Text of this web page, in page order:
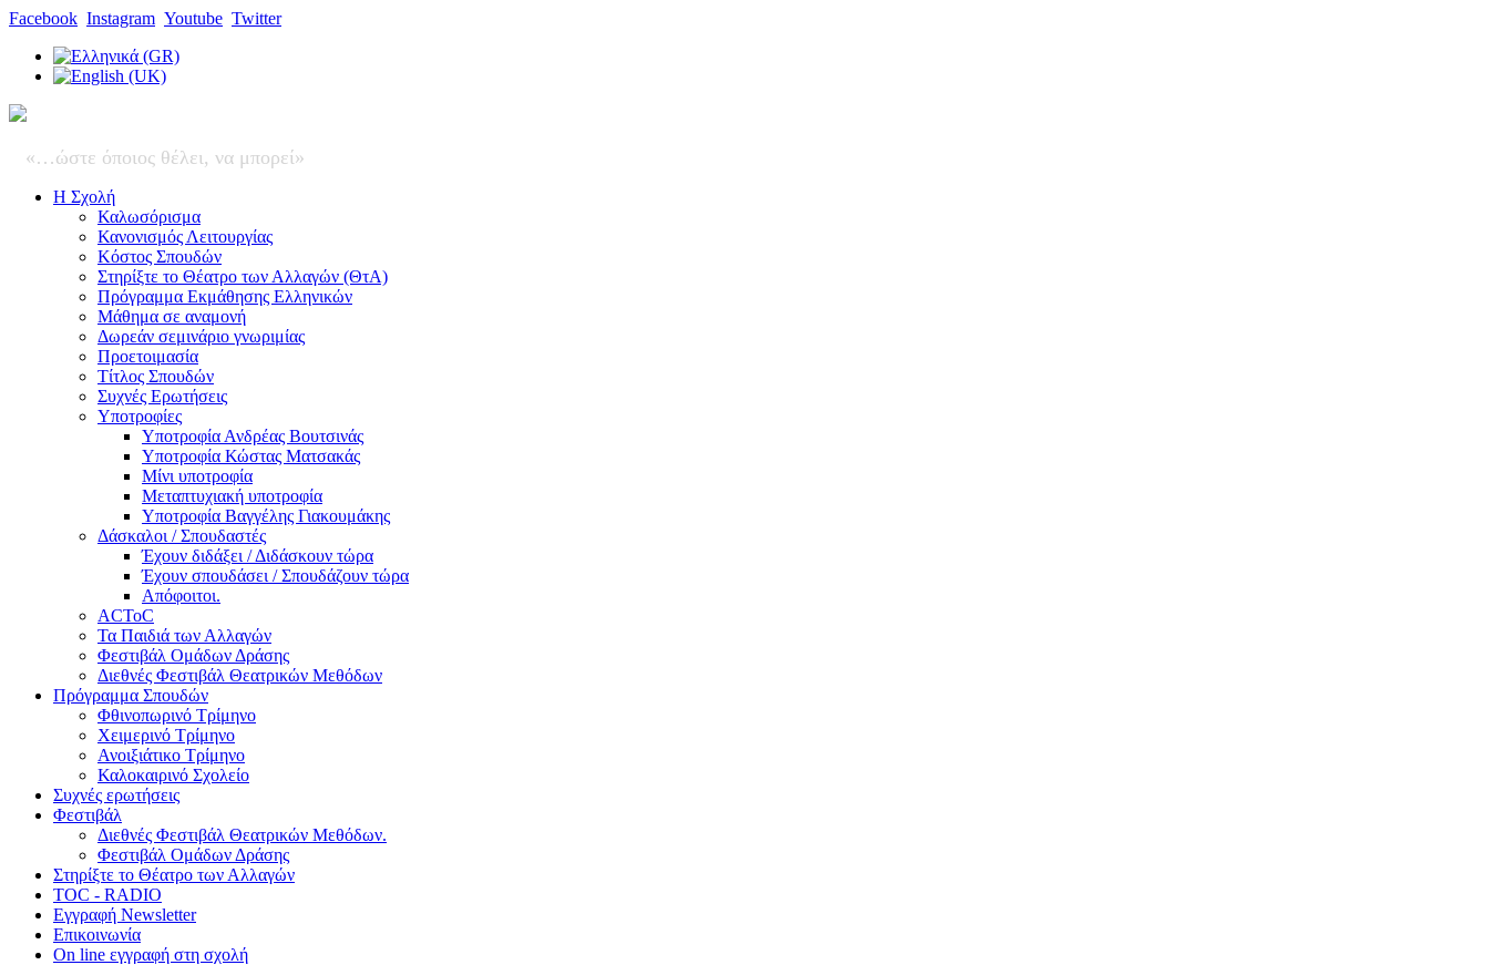
Facebook Instagram Youtube Twitter
«…ώστε όποιος θέλει, να μπορεί»
Η Σχολή
Καλωσόρισμα
Κανονισμός Λειτουργίας
Κόστος Σπουδών
Στηρίξτε το Θέατρο των Αλλαγών (ΘτΑ)
Πρόγραμμα Εκμάθησης Ελληνικών
Μάθημα σε αναμονή
Δωρεάν σεμινάριο γνωριμίας
Προετοιμασία
Τίτλος Σπουδών
Συχνές Ερωτήσεις
Υποτροφίες
Υποτροφία Ανδρέας Βουτσινάς
Υποτροφία Κώστας Ματσακάς
Μίνι υποτροφία
Μεταπτυχιακή υποτροφία
Υποτροφία Βαγγέλης Γιακουμάκης
Δάσκαλοι / Σπουδαστές
Έχουν διδάξει / Διδάσκουν τώρα
Έχουν σπουδάσει / Σπουδάζουν τώρα
Απόφοιτοι.
ACToC
Τα Παιδιά των Αλλαγών
Φεστιβάλ Ομάδων Δράσης
Διεθνές Φεστιβάλ Θεατρικών Μεθόδων
Πρόγραμμα Σπουδών
Φθινοπωρινό Τρίμηνο
Χειμερινό Τρίμηνο
Ανοιξιάτικο Τρίμηνο
Καλοκαιρινό Σχολείο
Συχνές ερωτήσεις
Φεστιβάλ
Διεθνές Φεστιβάλ Θεατρικών Μεθόδων.
Φεστιβάλ Ομάδων Δράσης
Στηρίξτε το Θέατρο των Αλλαγών
TOC - RADIO
Εγγραφή Newsletter
Επικοινωνία
On line εγγραφή στη σχολή